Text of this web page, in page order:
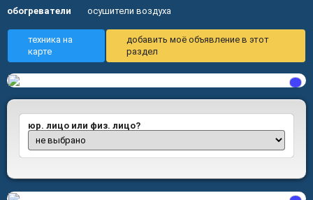
обогреватели осушители воздуха
техника на
карте
добавить моё объявление в этот
раздел
юр. лицо или физ. лицо?